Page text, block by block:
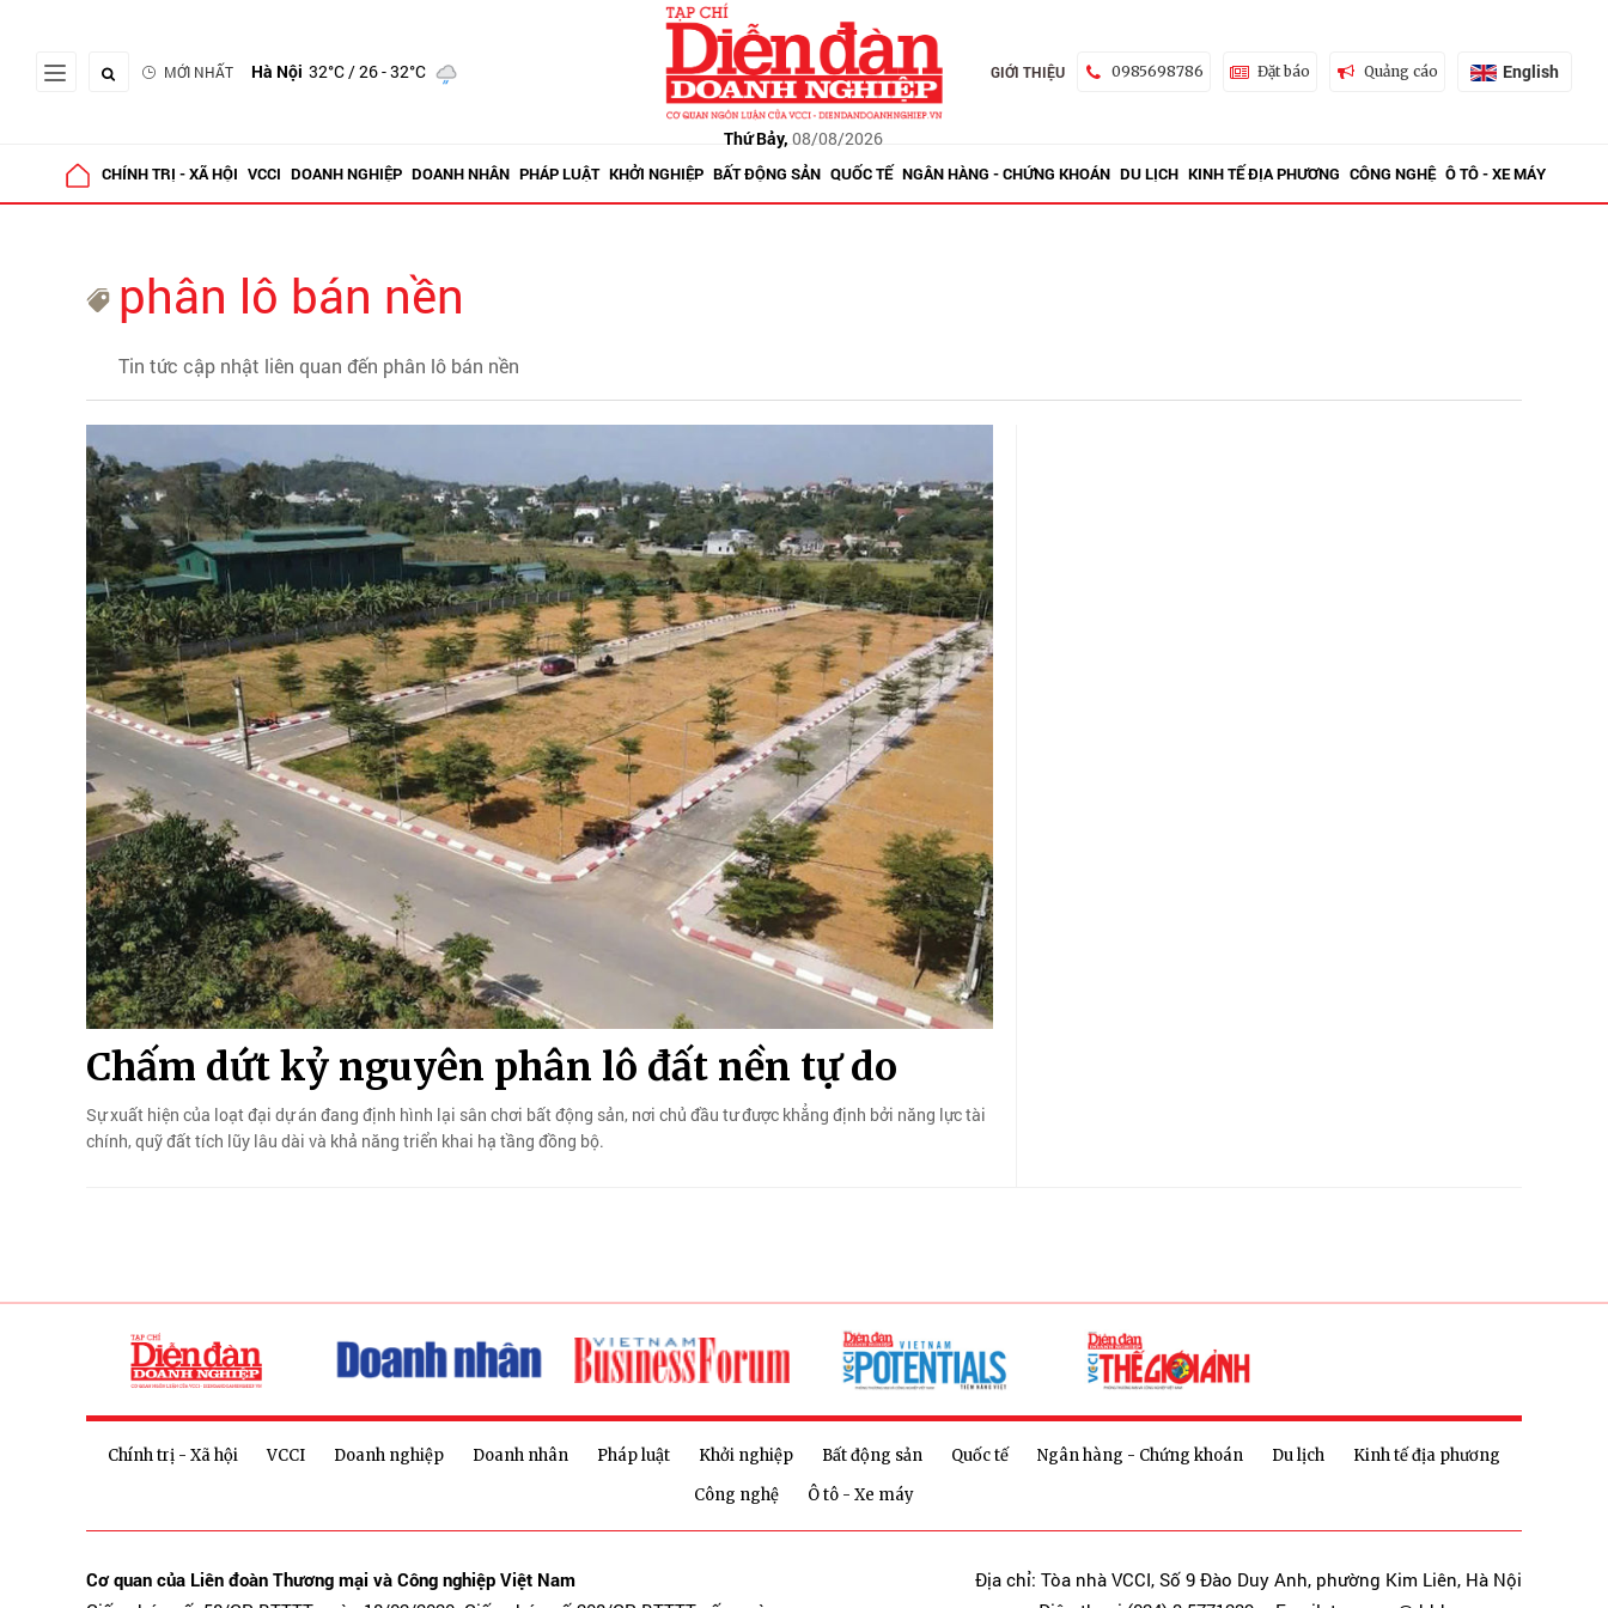
MỚI NHẤT Hà Nội 32°C/ 26 - 32°C
Thứ Bảy, 08/08/2026
GIỚI THIỆU 0985698786 Đặt báo Quảng cáo English
CHÍNH TRỊ - XÃ HỘI VCCI DOANH NGHIỆP DOANH NHÂN PHÁP LUẬT KHỞI NGHIỆP BẤT ĐỘNG SẢN QUỐC TẾ NGÂN HÀNG - CHỨNG KHOÁN DU LỊCH KINH TẾ ĐỊA PHƯƠNG CÔNG NGHỆ Ô TÔ - XE MÁY
phân lô bán nền
Tin tức cập nhật liên quan đến phân lô bán nền
Chấm dứt kỷ nguyên phân lô đất nền tự do
Sự xuất hiện của loạt đại dự án đang định hình lại sân chơi bất động sản, nơi chủ đầu tư được khẳng định bởi năng lực tài
chính, quỹ đất tích lũy lâu dài và khả năng triển khai hạ tầng đồng bộ.
Chính trị - Xã hội VCCI Doanh nghiệp Doanh nhân Pháp luật Khởi nghiệp Bất động sản Quốc tế Ngân hàng - Chứng khoán Du lịch
Kinh tế địa phương
Công nghệ
Ô tô - Xe máy
Cơ quan của Liên đoàn Thương mại và Công nghiệp Việt Nam
Địa chỉ: Tòa nhà VCCI, Số 9 Đào Duy Anh, phường Kim Liên, Hà Nội